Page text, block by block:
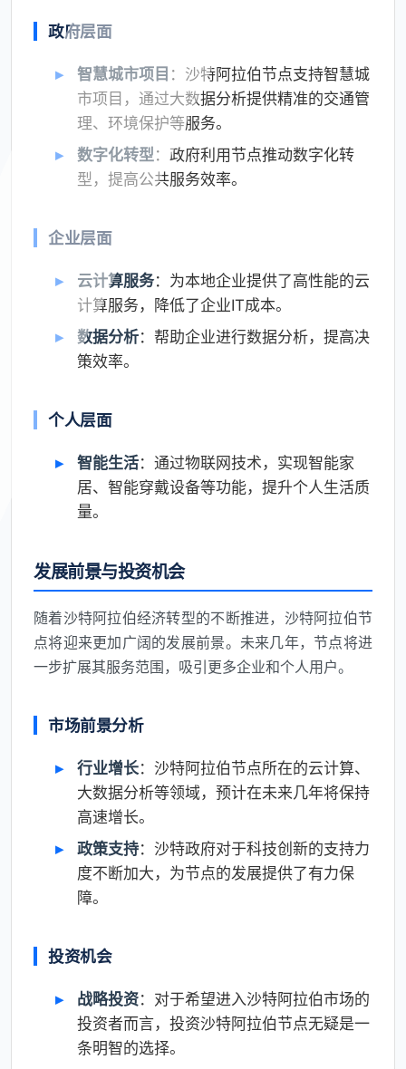
政府层面
智慧城市项目 ：沙特阿拉伯节点支持智慧城
市项目，通过大数据分析提供精准的交通管
理、环境保护等服务。
数字化转型：政府利用节点推动数字化转
型，提高公共服务效率。
企业层面
云计算服务：为本地企业提供了高性能的云
计算服务，降低了企业IT成本。
数据分析：帮助企业进行数据分析，提高决
策效率。
个人层面
智能生活：通过物联网技术，实现智能家
居、智能穿戴设备等功能，提升个人生活质
量。
发展前景与投资机会
随着沙特阿拉伯经济转型的不断推进，沙特阿拉伯节
点将迎来更加广阔的发展前景。未来几年，节点将进
一步扩展其服务范围，吸引更多企业和个人用户。
市场前景分析
行业增长：沙特阿拉伯节点所在的云计算、
大数据分析等领域，预计在未来几年将保持
高速增长。
政策支持：沙特政府对于科技创新的支持力
度不断加大，为节点的发展提供了有力保
障。
投资机会
战略投资：对于希望进入沙特阿拉伯市场的
投资者而言，投资沙特阿拉伯节点无疑是一
条明智的选择。